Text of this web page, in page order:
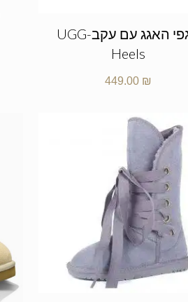
מגפי האגג עם עקב-UGG
Heels
449.00 ₪